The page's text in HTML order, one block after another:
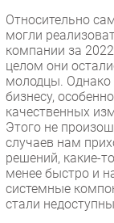
Относительно
могли
компании за
целом они
молодцы. Однако
бизнесу,
качественных
Этого не
случаев нам
решений, какие-
менее быстро и
системные
стали